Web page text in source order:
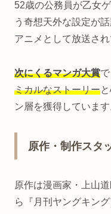
52歳の公務員が乙女
う奇想天外な設定が
アニメとして放送され
次にくるマンガ大賞
ミカルなストーリー
ン層を獲得しています
原作・制作スタ
原作は漫画家・上山
ら『月刊ヤングキン